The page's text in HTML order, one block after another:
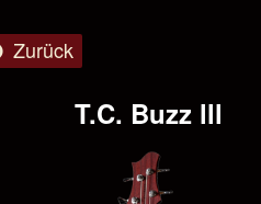
Zurück
T.C. Buzz lll